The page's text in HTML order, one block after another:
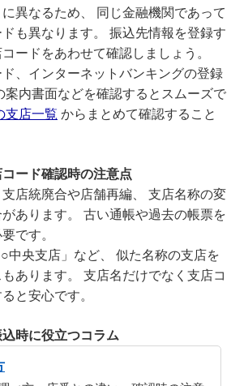
異なるため、 同じ金融機関であって
も異なります。 振込先情報を登録す
ードをあわせて確認しましょう。
、インターネットバンキングの登録
案内書面などを確認するとスムーズで
支店一覧 からまとめて確認すること
ード確認時の注意点
店統廃合や店舗再編、 支店名称の変
あります。 古い通帳や過去の帳票を
です。
中央支店」など、 似た名称の支店を
あります。 支店名だけでなく支店コ
と安心です。
時に役立つコラム